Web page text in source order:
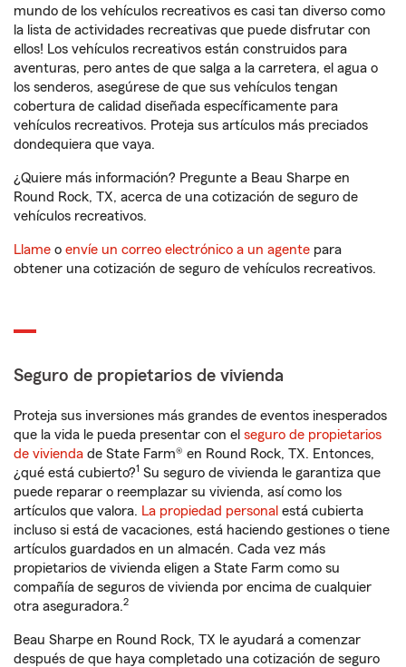
mundo de los vehículos recreativos es casi tan diverso como
la lista de actividades recreativas que puede disfrutar con
ellos! Los vehículos recreativos están construidos para
aventuras, pero antes de que salga a la carretera, el agua o
los senderos, asegúrese de que sus vehículos tengan
cobertura de calidad diseñada específicamente para
vehículos recreativos. Proteja sus artículos más preciados
dondequiera que vaya.
¿Quiere más información? Pregunte a Beau Sharpe en
Round Rock, TX, acerca de una cotización de seguro de
vehículos recreativos.
Llame o envíe un correo electrónico a un agente para
obtener una cotización de seguro de vehículos recreativos.
Seguro de propietarios de vivienda
Proteja sus inversiones más grandes de eventos inesperados
que la vida le pueda presentar con el seguro de propietarios
de vivienda de State Farm® en Round Rock, TX. Entonces,
¿qué está cubierto?1 Su seguro de vivienda le garantiza que
puede reparar o reemplazar su vivienda, así como los
artículos que valora. La propiedad personal está cubierta
incluso si está de vacaciones, está haciendo gestiones o tiene
artículos guardados en un almacén. Cada vez más
propietarios de vivienda eligen a State Farm como su
compañía de seguros de vivienda por encima de cualquier
otra aseguradora.2
Beau Sharpe en Round Rock, TX le ayudará a comenzar
después de que haya completado una cotización de seguro